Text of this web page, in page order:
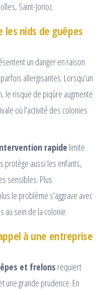
Saint-Jorioz.
nids de guêpes
un danger en raison
allergisantes. Lorsqu’un
le risque de piqûre augmente
où l’activité des colonies
rapide limite
protège aussi les enfants,
sensibles. Plus
le problème s’aggrave avec
au sein de la colonie.
à une entreprise
et frelons requiert
grande prudence. En